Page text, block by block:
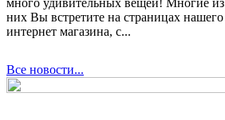
много удивительных вещей! Многие из
них Вы встретите на страницах нашего
интернет магазина, с...
Все новости...